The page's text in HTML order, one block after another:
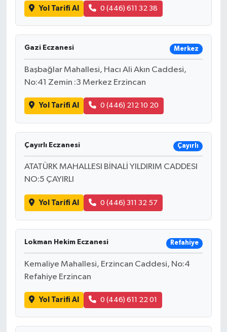
Yol Tarifi Al 0 (446) 611 32 38
Gazi Eczanesi Merkez
Başbağlar Mahallesi, Hacı Ali Akın Caddesi,
No:41 Zemin :3 Merkez Erzincan
Yol Tarifi Al 0 (446) 212 10 20
Çayırlı Eczanesi Çayırlı
ATATÜRK MAHALLESI BİNALİ YILDIRIM CADDESI
NO:5 ÇAYIRLI
Yol Tarifi Al 0 (446) 311 32 57
Lokman Hekim Eczanesi Refahiye
Kemaliye Mahallesi, Erzincan Caddesi, No:4
Refahiye Erzincan
Yol Tarifi Al 0 (446) 611 22 01